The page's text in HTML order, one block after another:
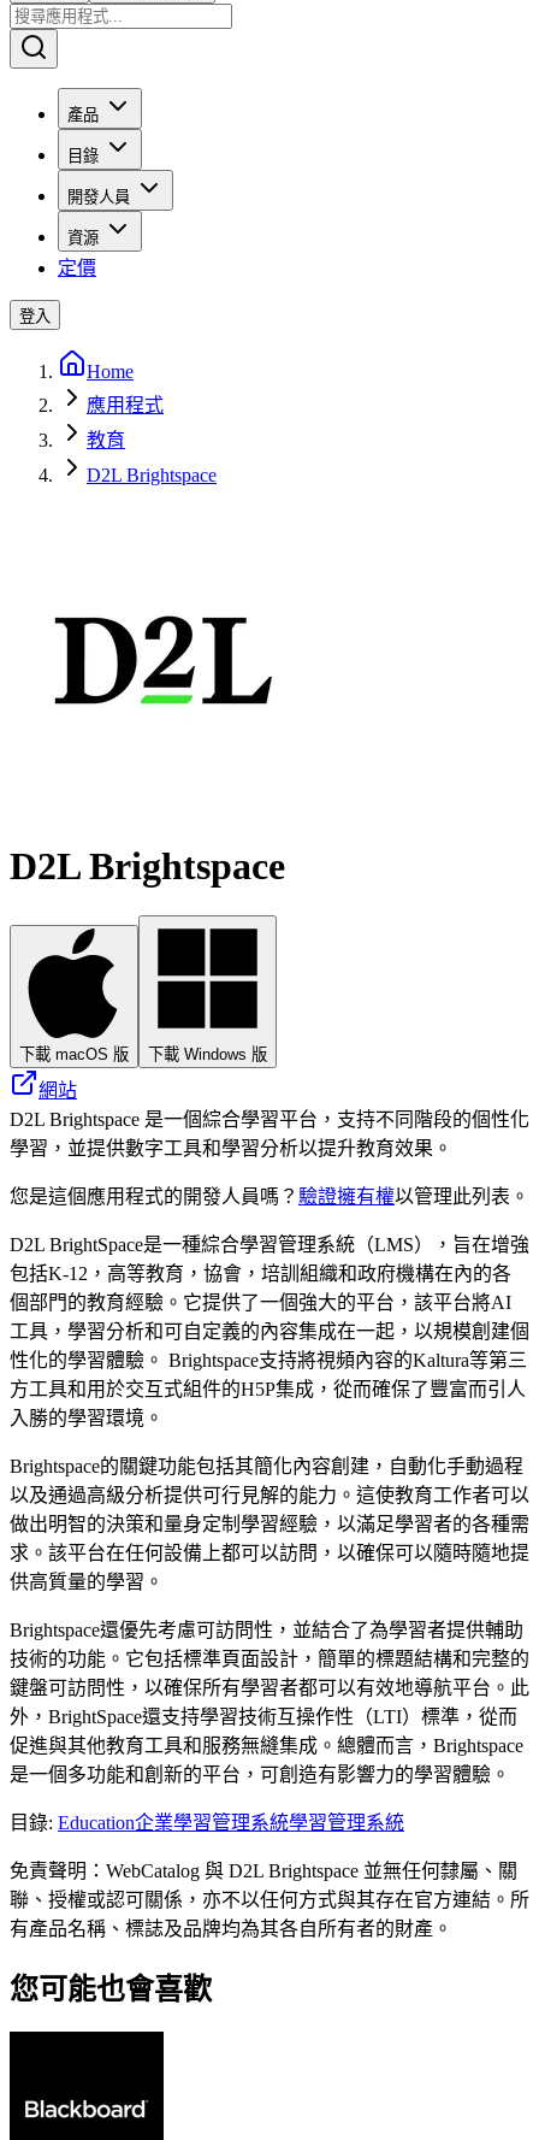
產品
目錄
開發人員
資源
定價
登入
Home
應用程式
教育
D2L Brightspace
D2L Brightspace
下載 macOS 版 下載 Windows 版
網站
D2L Brightspace 是一個綜合學習平台，支持不同階段的個性化
學習，並提供數字工具和學習分析以提升教育效果。
您是這個應用程式的開發人員嗎？ 驗證擁有權以管理此列表。
D2L BrightSpace是一種綜合學習管理系統（LMS），旨在增強
包括K-12，高等教育，協會，培訓組織和政府機構在內的各
個部門的教育經驗。它提供了一個強大的平台，該平台將AI
工具，學習分析和可自定義的內容集成在一起，以規模創建個
性化的學習體驗。 Brightspace支持將視頻內容的Kaltura等第三
方工具和用於交互式組件的H5P集成，從而確保了豐富而引人
入勝的學習環境。
Brightspace的關鍵功能包括其簡化內容創建，自動化手動過程
以及通過高級分析提供可行見解的能力。這使教育工作者可以
做出明智的決策和量身定制學習經驗，以滿足學習者的各種需
求。該平台在任何設備上都可以訪問，以確保可以隨時隨地提
供高質量的學習。
Brightspace還優先考慮可訪問性，並結合了為學習者提供輔助
技術的功能。它包括標準頁面設計，簡單的標題結構和完整的
鍵盤可訪問性，以確保所有學習者都可以有效地導航平台。此
外，BrightSpace還支持學習技術互操作性（LTI）標準，從而
促進與其他教育工具和服務無縫集成。總體而言，Brightspace
是一個多功能和創新的平台，可創造有影響力的學習體驗。
目錄: Education企業學習管理系統學習管理系統
免責聲明：WebCatalog 與 D2L Brightspace 並無任何隸屬、關
聯、授權或認可關係，亦不以任何方式與其存在官方連結。所
有產品名稱、標誌及品牌均為其各自所有者的財產。
您可能也會喜歡